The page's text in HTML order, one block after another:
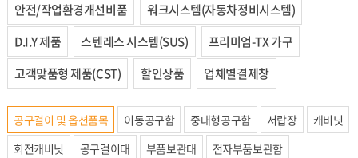
안전/작업환경개선비품
워크시스템(자동차정비시스템)
D.I.Y 제품
스텐레스 시스템(SUS)
프리미엄-TX 가구
고객맞품형 제품(CST)
할인상품 업체별결제창
공구걸이 및 옵션품목 이동공구함 중대형공구함 서랍장
캐비닛
회전캐비닛
공구걸이대 부품보관대
전자부품보관함